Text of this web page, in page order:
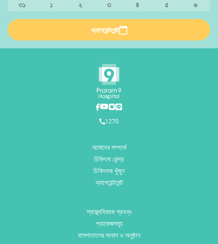
৩১
১ ২ ৩ ৪ ৫ ৬
অ্যাপয়েন্টমেন্ট
1270
আমাদের সম্পর্কে
চিকিৎসা কেন্দ্র
চিকিৎসক খুঁজুন
অ্যাপয়েন্টমেন্ট
স্বাস্থ্যবিষয়ক প্রবন্ধ
প্যাকেজসমূহ
হাসপাতালের সংবাদ ও অনুষ্ঠান